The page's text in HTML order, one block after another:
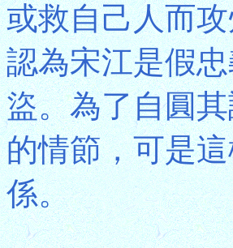
或救自己人而
認為宋江是假
盜。為了自圓
的情節，可是
係。